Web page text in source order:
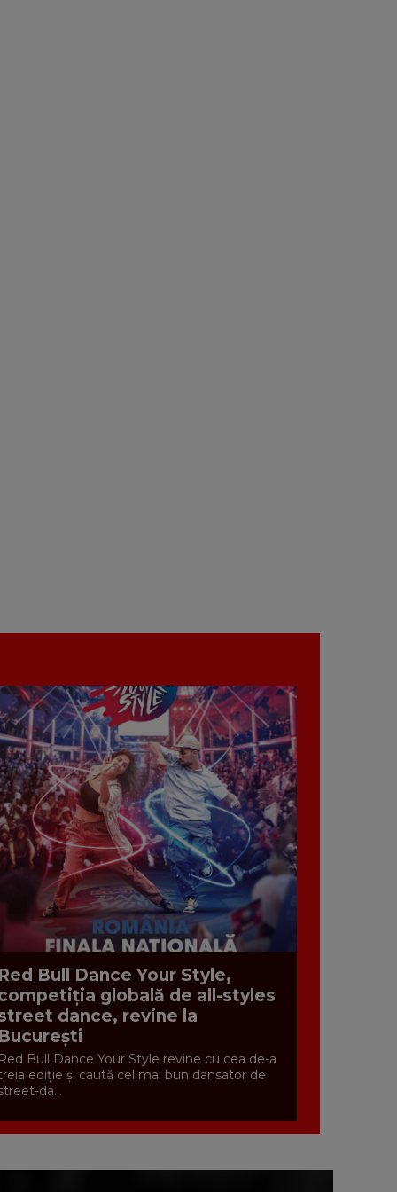
Red Bull Dance Your Style,
globală de all-styles
dance, revine la
București
Red Bull Dance Your Style revine cu cea de-a
ediție și caută cel mai bun dansator de
da...